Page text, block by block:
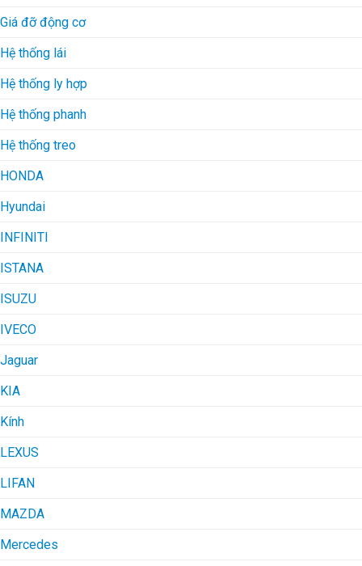
Giá đỡ động cơ
Hệ thống lái
Hệ thống ly hợp
Hệ thống phanh
Hệ thống treo
HONDA
Hyundai
INFINITI
ISTANA
ISUZU
IVECO
Jaguar
KIA
Kính
LEXUS
LIFAN
MAZDA
Mercedes